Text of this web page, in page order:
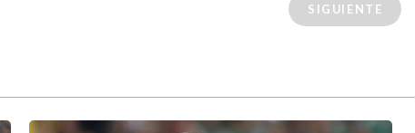
SIGUIENTE